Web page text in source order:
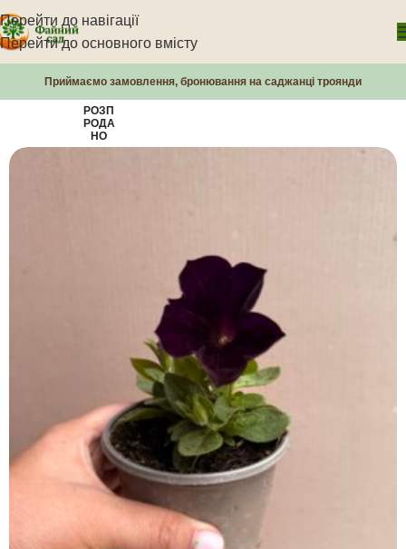
Перейти до навігації
Перейти до основного вмісту
Приймаємо замовлення, бронювання на саджанці троянди
РОЗП
РОДА
НО